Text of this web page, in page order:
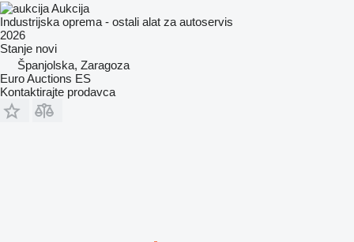
Aukcija
Industrijska oprema - ostali alat za autoservis
2026
Stanje novi
Španjolska, Zaragoza
Euro Auctions ES
Kontaktirajte prodavca